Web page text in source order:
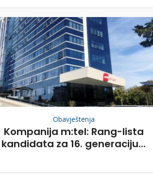
Obavještenja
Kompanija m:tel: Rang-lista
kandidata za 16. generaciju...